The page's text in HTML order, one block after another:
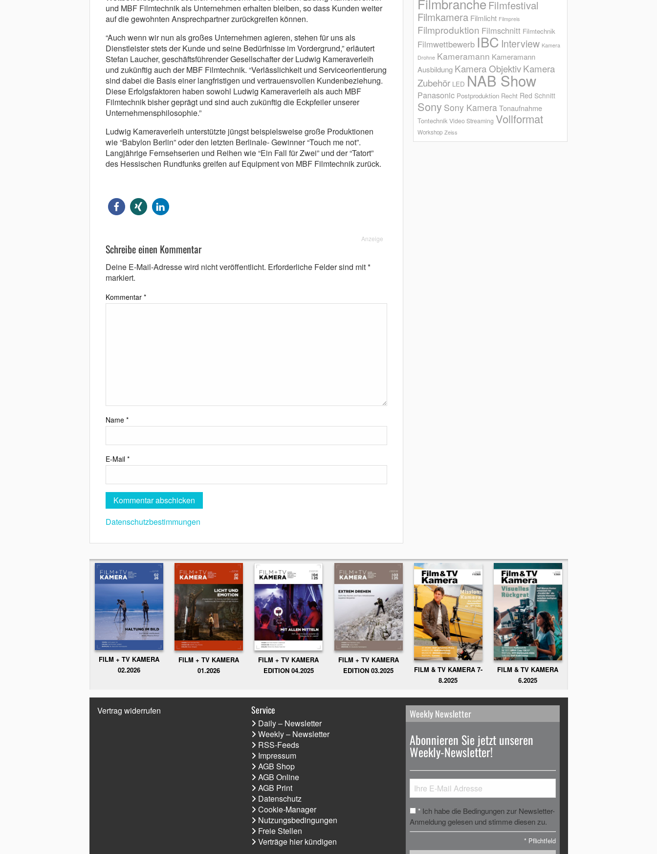
und MBF Filmtechnik als Unternehmen erhalten bleiben, so dass Kunden weiter
auf die gewohnten Ansprechpartner zurückgreifen können.
“Auch wenn wir nun als großes Unternehmen agieren, stehen für uns als
Dienstleister stets der Kunde und seine Bedürfnisse im Vordergrund,” erläutert
Stefan Laucher, geschäftsführender Gesellschafter der Ludwig Kameraverleih
und zukünftig auch der MBF Filmtechnik. “Verlässlichkeit und Serviceorientierung
sind dabei die Basis einer langfristigen und vertrauensvollen Kundenbeziehung.
Diese Erfolgsfaktoren haben sowohl Ludwig Kameraverleih als auch MBF
Filmtechnik bisher geprägt und sind auch zukünftig die Eckpfeiler unserer
Unternehmensphilosophie.”
Ludwig Kameraverleih unterstützte jüngst beispielsweise große Produktionen
wie “Babylon Berlin” oder den letzten Berlinale- Gewinner “Touch me not”.
Langjährige Fernsehserien und Reihen wie “Ein Fall für Zwei” und der “Tatort”
des Hessischen Rundfunks greifen auf Equipment von MBF Filmtechnik zurück.
Anzeige
Schreibe einen Kommentar
Deine E-Mail-Adresse wird nicht veröffentlicht. Erforderliche Felder sind mit*
markiert.
Kommentar *
Name *
E-Mail *
Datenschutzbestimmungen
Filmbranche Filmfestival
Filmkamera Filmlicht Filmpreis
Filmproduktion Filmschnitt Filmtechnik
Filmwettbewerb IBC Interview Kamera
Drohne Kameramann Kameramann
Ausbildung Kamera ObjektivKamera
Zubehör LED NAB Show
Panasonic Postproduktion Recht Red Schnitt
Sony Sony KameraTonaufnahme
Tontechnik Video Streaming Vollformat
Workshop Zeiss
FILM + TV KAMERA
02.2026
FILM + TV KAMERA
01.2026
FILM + TV KAMERA
EDITION 04.2025
FILM + TV KAMERA
EDITION 03.2025
FILM & TV KAMERA 7-
8.2025
FILM & TV KAMERA
6.2025
Vertrag widerrufen Service
Daily – Newsletter
Weekly – Newsletter
RSS-Feeds
Impressum
AGB Shop
AGB Online
AGB Print
Datenschutz
Cookie-Manager
Nutzungsbedingungen
Freie Stellen
Verträge hier kündigen
Weekly Newsletter
Abonnieren Sie jetzt unseren
Weekly-Newsletter!
* Ich habe die Bedingungen zur Newsletter-
Anmeldung gelesen und stimme diesen zu.
* Pflichtfeld